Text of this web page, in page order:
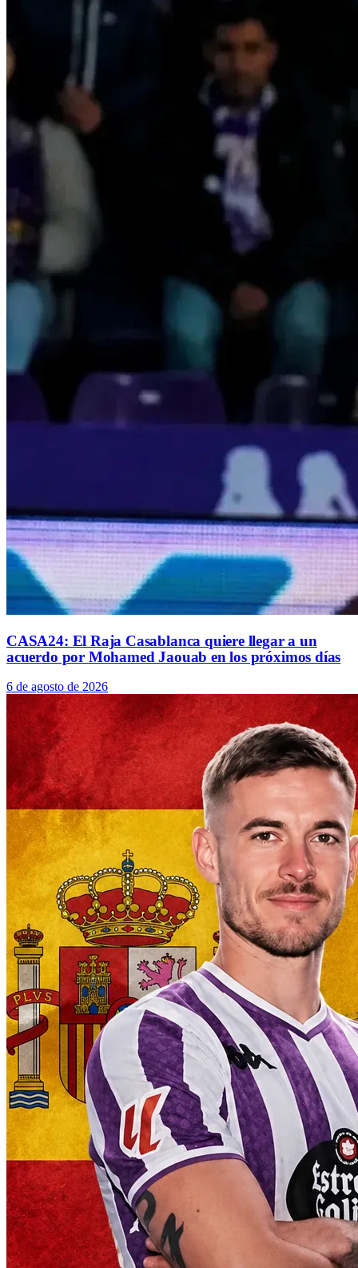
CASA24: El Raja Casablanca quiere llegar a un
acuerdo por Mohamed Jaouab en los próximos días
6 de agosto de 2026